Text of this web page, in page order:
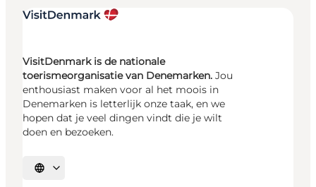
VisitDenmark is de nationale
toerismeorganisatie van Denemarken. Jou
enthousiast maken voor al het moois in
Denemarken is letterlijk onze taak, en we
hopen dat je veel dingen vindt die je wilt
doen en bezoeken.
Selecteer taal